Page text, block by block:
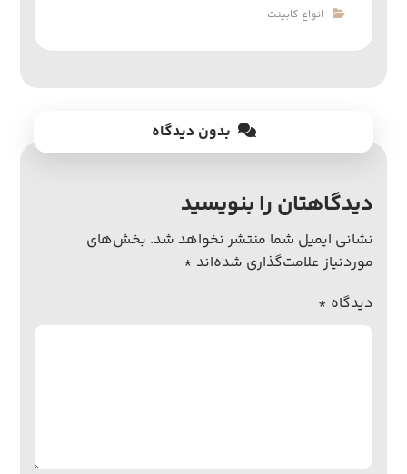
انواع کابینت
بدون دیدگاه
دیدگاهتان را بنویسید
نشانی ایمیل شما منتشر نخواهد شد. بخش‌های
موردنیاز علامت‌گذاری شده‌اند *
دیدگاه *